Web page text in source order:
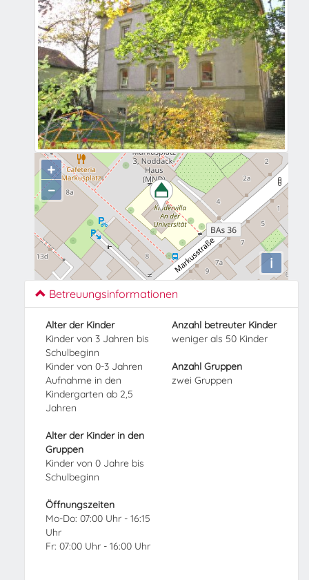
+
−
i
Betreuungsinformationen
Alter der Kinder
Kinder von 3 Jahren bis
Schulbeginn
Kinder von 0-3 Jahren
Aufnahme in den
Kindergarten ab 2,5
Jahren
Alter der Kinder in den
Gruppen
Kinder von 0 Jahre bis
Schulbeginn
Anzahl betreuter Kinder
weniger als 50 Kinder
Anzahl Gruppen
zwei Gruppen
Öffnungszeiten
Mo-Do: 07:00 Uhr - 16:15
Uhr
Fr: 07:00 Uhr - 16:00 Uhr